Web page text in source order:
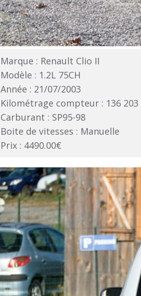
Marque : Renault Clio II
Modèle : 1.2L 75CH
Année : 21/07/2003
Kilométrage compteur : 136 203
Carburant : SP95-98
Boite de vitesses : Manuelle
Prix : 4490.00€